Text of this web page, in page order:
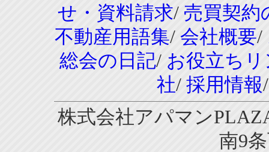
せ・資料請求/ 売買契約
不動産用語集/ 会社概要/
総会の日記/ お役立ち
社/ 採用情報
株式会社アパマン
南9